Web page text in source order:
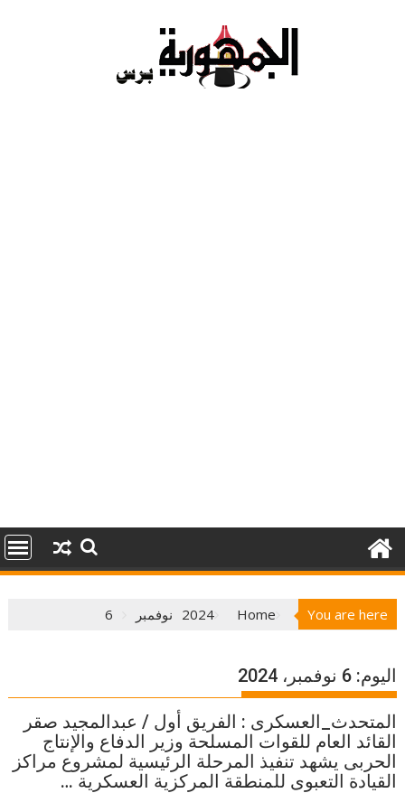
You are here
Home
2024 نوفمبر 6
اليوم:6 نوفمبر، 2024
المتحدث_العسكرى : الفريق أول / عبدالمجيد صقر
القائد العام للقوات المسلحة وزير الدفاع والإنتاج
الحربى يشهد تنفيذ المرحلة الرئيسية لمشروع مراكز
القيادة التعبوى للمنطقة المركزية العسكرية …